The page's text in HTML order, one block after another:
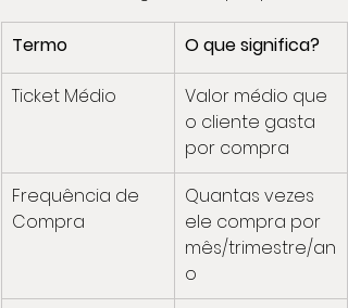
Termo O que significa?
Ticket Médio
Valor médio que
o cliente gasta
por compra
Frequência de
Compra
Quantas vezes
ele compra por
mês/trimestre/an
o